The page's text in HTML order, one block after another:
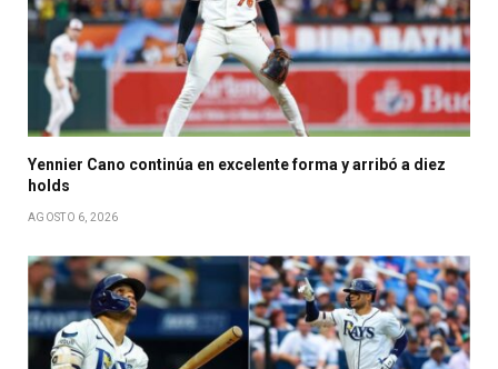
Yennier Cano continúa en excelente forma y arribó a diez
holds
AGOSTO 6, 2026